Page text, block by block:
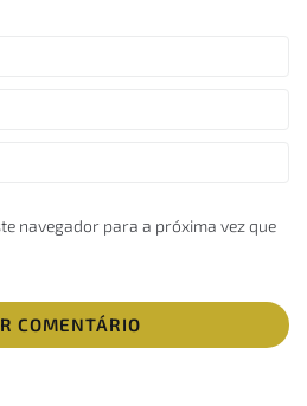
navegador para a próxima vez que